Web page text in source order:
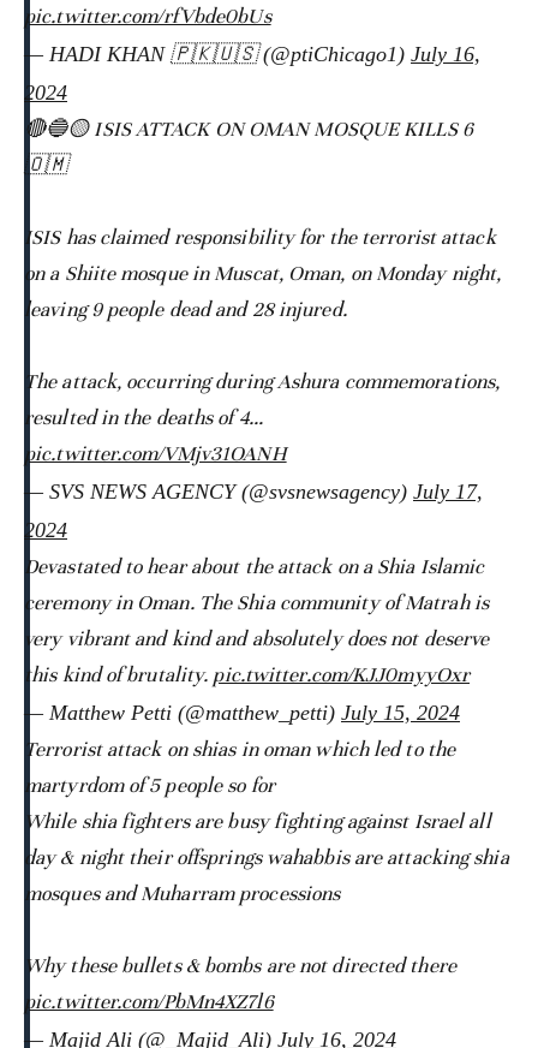
pic.twitter.com/rfVbde0bUs
— HADI KHAN 🇵🇰🇺🇸 (@ptiChicago1) July 16,
2024
🔴🔵🟡 ISIS ATTACK ON OMAN MOSQUE KILLS 6
🇴🇲
ISIS has claimed responsibility for the terrorist attack
on a Shiite mosque in Muscat, Oman, on Monday night,
leaving 9 people dead and 28 injured.
The attack, occurring during Ashura commemorations,
resulted in the deaths of 4…
pic.twitter.com/VMjv31OANH
— SVS NEWS AGENCY (@svsnewsagency) July 17,
2024
Devastated to hear about the attack on a Shia Islamic
ceremony in Oman. The Shia community of Matrah is
very vibrant and kind and absolutely does not deserve
this kind of brutality. pic.twitter.com/KJJ0myyOxr
— Matthew Petti (@matthew_petti) July 15, 2024
Terrorist attack on shias in oman which led to the
martyrdom of 5 people so for
While shia fighters are busy fighting against Israel all
day & night their offsprings wahabbis are attacking shia
mosques and Muharram processions
Why these bullets & bombs are not directed there
pic.twitter.com/PbMn4XZ7l6
— Majid Ali (@_Majid_Ali) July 16, 2024